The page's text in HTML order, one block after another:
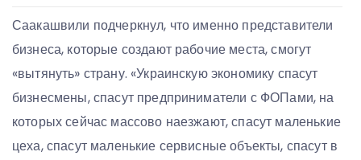
Саакашвили подчеркнул, что именно представители
бизнеса, которые создают рабочие места, смогут
«вытянуть» страну. «Украинскую экономику спасут
бизнесмены, спасут предприниматели с ФОПами, на
которых сейчас массово наезжают, спасут маленькие
цеха, спасут маленькие сервисные объекты, спасут в